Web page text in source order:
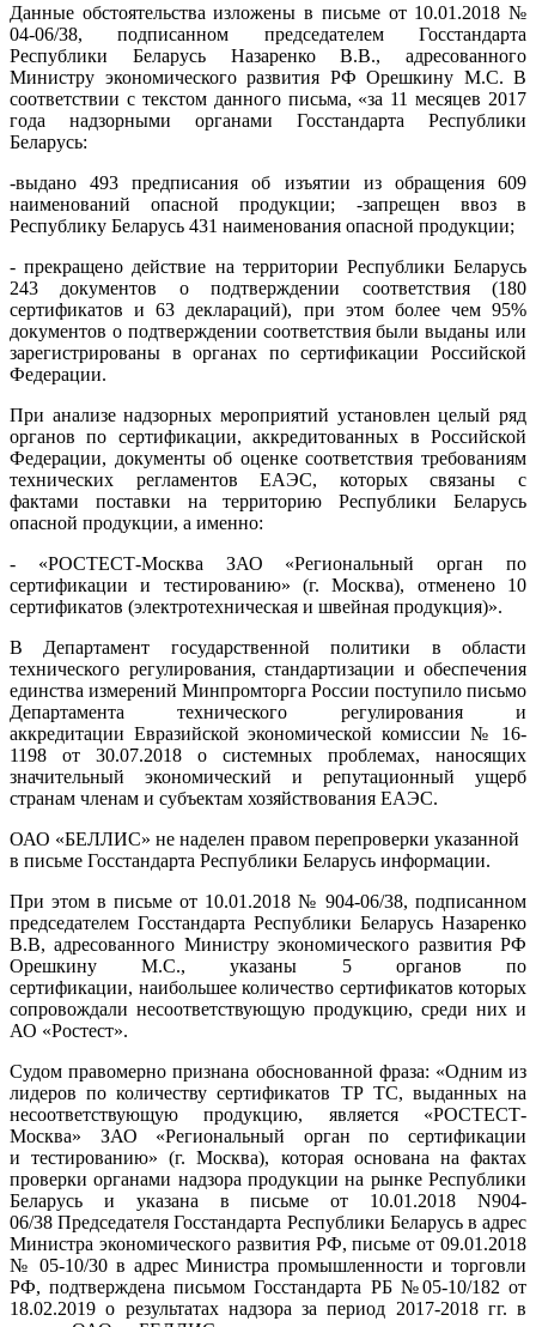
Данные обстоятельства изложены в письме от 10.01.2018 №
04-06/38, подписанном председателем Госстандарта
Республики Беларусь Назаренко В.В., адресованного
Министру экономического развития РФ Орешкину М.С. В
соответствии с текстом данного письма, «за 11 месяцев 2017
года надзорными органами Госстандарта Республики
Беларусь:
-выдано 493 предписания об изъятии из обращения 609
наименований опасной продукции; -запрещен ввоз в
Республику Беларусь 431 наименования опасной продукции;
- прекращено действие на территории Республики Беларусь
243 документов о подтверждении соответствия (180
сертификатов и 63 деклараций), при этом более чем 95%
документов о подтверждении соответствия были выданы или
зарегистрированы в органах по сертификации Российской
Федерации.
При анализе надзорных мероприятий установлен целый ряд
органов по сертификации, аккредитованных в Российской
Федерации, документы об оценке соответствия требованиям
технических регламентов ЕАЭС, которых связаны с
фактами поставки на территорию Республики Беларусь
опасной продукции, а именно:
- «РОСТЕСТ-Москва ЗАО «Региональный орган по
сертификации и тестированию» (г. Москва), отменено 10
сертификатов (электротехническая и швейная продукция)».
В Департамент государственной политики в области
технического регулирования, стандартизации и обеспечения
единства измерений Минпромторга России поступило письмо
Департамента технического регулирования и
аккредитации Евразийской экономической комиссии № 16-
1198 от 30.07.2018 о системных проблемах, наносящих
значительный экономический и репутационный ущерб
странам членам и субъектам хозяйствования ЕАЭС.
ОАО «БЕЛЛИС» не наделен правом перепроверки указанной
в письме Госстандарта Республики Беларусь информации.
При этом в письме от 10.01.2018 № 904-06/38, подписанном
председателем Госстандарта Республики Беларусь Назаренко
В.В, адресованного Министру экономического развития РФ
Орешкину М.С., указаны 5 органов по
сертификации, наибольшее количество сертификатов которых
сопровождали несоответствующую продукцию, среди них и
АО «Ростест».
Судом правомерно признана обоснованной фраза: «Одним из
лидеров по количеству сертификатов ТР ТС, выданных на
несоответствующую продукцию, является «РОСТЕСТ-
Москва» ЗАО «Региональный орган по сертификации
и тестированию» (г. Москва), которая основана на фактах
проверки органами надзора продукции на рынке Республики
Беларусь и указана в письме от 10.01.2018 N904-
06/38 Председателя Госстандарта Республики Беларусь в адрес
Министра экономического развития РФ, письме от 09.01.2018
№ 05-10/30 в адрес Министра промышленности и торговли
РФ, подтверждена письмом Госстандарта РБ №05-10/182 от
18.02.2019 о результатах надзора за период 2017-2018 гг. в